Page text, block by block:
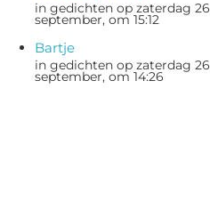
in gedichten op zaterdag 26
september, om 15:12
Bartje
in gedichten op zaterdag 26
september, om 14:26